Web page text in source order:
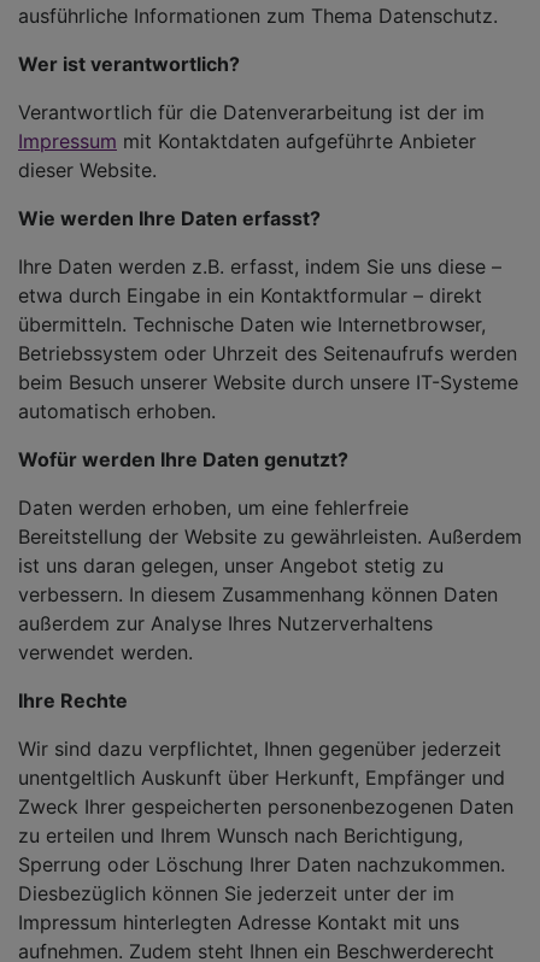
ausführliche Informationen zum Thema Datenschutz.
Wer ist verantwortlich?
Verantwortlich für die Datenverarbeitung ist der im
Impressum mit Kontaktdaten aufgeführte Anbieter
dieser Website.
Wie werden Ihre Daten erfasst?
Ihre Daten werden z.B. erfasst, indem Sie uns diese –
etwa durch Eingabe in ein Kontaktformular – direkt
übermitteln. Technische Daten wie Internetbrowser,
Betriebssystem oder Uhrzeit des Seitenaufrufs werden
beim Besuch unserer Website durch unsere IT-Systeme
automatisch erhoben.
Wofür werden Ihre Daten genutzt?
Daten werden erhoben, um eine fehlerfreie
Bereitstellung der Website zu gewährleisten. Außerdem
ist uns daran gelegen, unser Angebot stetig zu
verbessern. In diesem Zusammenhang können Daten
außerdem zur Analyse Ihres Nutzerverhaltens
verwendet werden.
Ihre Rechte
Wir sind dazu verpflichtet, Ihnen gegenüber jederzeit
unentgeltlich Auskunft über Herkunft, Empfänger und
Zweck Ihrer gespeicherten personenbezogenen Daten
zu erteilen und Ihrem Wunsch nach Berichtigung,
Sperrung oder Löschung Ihrer Daten nachzukommen.
Diesbezüglich können Sie jederzeit unter der im
Impressum hinterlegten Adresse Kontakt mit uns
aufnehmen. Zudem steht Ihnen ein Beschwerderecht